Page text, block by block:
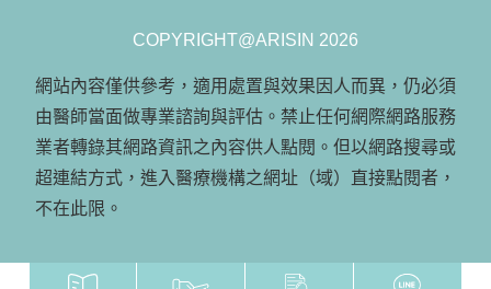
COPYRIGHT@ARISIN 2026
網站內容僅供參考，適用處置與效果因人而異，仍必須
由醫師當面做專業諮詢與評估。禁止任何網際網路服務
業者轉錄其網路資訊之內容供人點閱。但以網路搜尋或
超連結方式，進入醫療機構之網址（域）直接點閱者，
不在此限。